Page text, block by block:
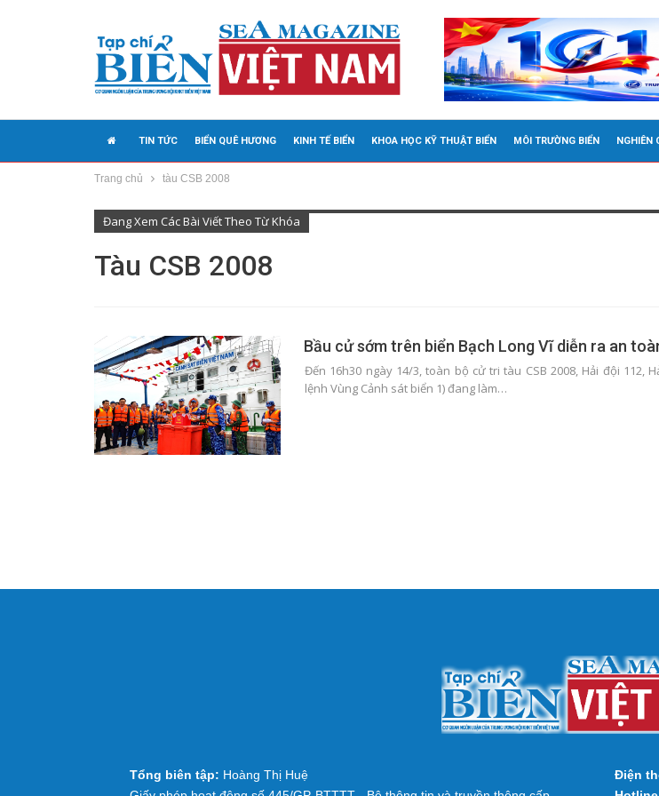
TIN TỨC BIỂN QUÊ HƯƠNG KINH TẾ BIỂN KHOA HỌC KỸ THUẬT BIỂN MÔI TRƯỜNG BIỂN NGHIÊN
MEDIA
Trang chủ tàu CSB 2008
Đang Xem Các Bài Viết Theo Từ Khóa
Tàu CSB 2008
Bầu cử sớm trên biển Bạch Long Vĩ diễn ra an
Đến 16h30 ngày 14/3, toàn bộ cử tri tàu CSB 2008, Hải đội 112,
lệnh Vùng Cảnh sát biển 1) đang làm…
Tổng biên tập: Hoàng Thị Huệ
Điện